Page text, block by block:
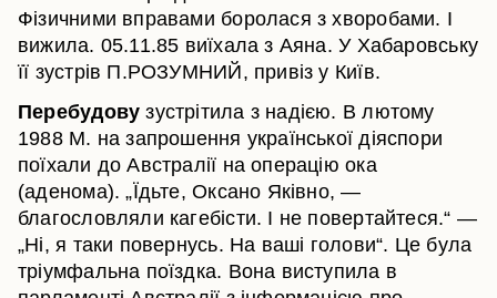
Фізичними вправами боролася з хворобами. І
вижила. 05.11.85 виїхала з Аяна. У Хабаровську
її зустрів П.РОЗУМНИЙ, привіз у Київ.
Перебудовузустрітила з надією. В лютому
1988 М. на запрошення української діяспори
поїхали до Австралії на операцію ока
(аденома). „Їдьте, Оксано Яківно, —
благословляли кагебісти. І не повертайтеся.“ —
„Ні, я таки повернусь. На ваші голови“. Це була
тріумфальна поїздка. Вона виступила в